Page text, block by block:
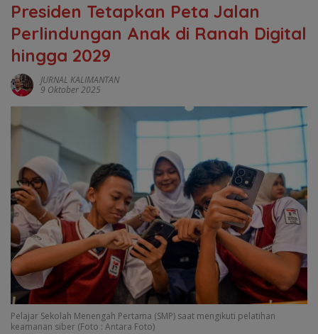
‎Presiden Tetapkan Peta Jalan
Perlindungan Anak di Ranah Digital
hingga 2029
JURNAL KALIMANTAN
9 Oktober 2025
Pelajar Sekolah Menengah Pertama (SMP) saat mengikuti pelatihan
keamanan siber (Foto : Antara Foto)